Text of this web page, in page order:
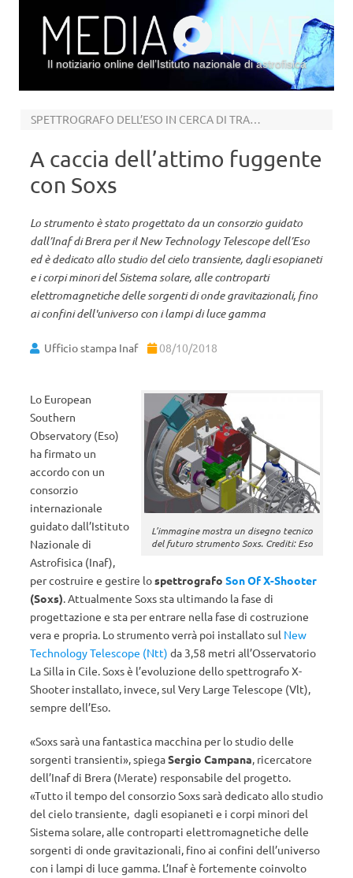
Il notiziario online dell’Istituto nazionale di astrofisica
SPETTROGRAFO DELL’ESO IN CERCA DI TRANSIENTI
A caccia dell’attimo fuggente
con Soxs
Lo strumento è stato progettato da un consorzio guidato
dall’Inaf di Brera per il New Technology Telescope dell’Eso
ed è dedicato allo studio del cielo transiente, dagli esopianeti
e i corpi minori del Sistema solare, alle controparti
elettromagnetiche delle sorgenti di onde gravitazionali, fino
ai confini dell'universo con i lampi di luce gamma
Ufficio stampa Inaf 08/10/2018
L’immagine mostra un disegno tecnico
del futuro strumento Soxs. Crediti: Eso
Lo European
Southern
Observatory (Eso)
ha firmato un
accordo con un
consorzio
internazionale
guidato dall’Istituto
Nazionale di
Astrofisica (Inaf),
per costruire e gestire lospettrografo Son Of X-Shooter
(Soxs). Attualmente Soxs sta ultimando la fase di
progettazione e sta per entrare nella fase di costruzione
vera e propria. Lo strumento verrà poi installato sul New
Technology Telescope (Ntt) da 3,58 metri all’Osservatorio
La Silla in Cile. Soxs è l’evoluzione dello spettrografo X-
Shooter installato, invece, sul Very Large Telescope (Vlt),
sempre dell’Eso.
«Soxs sarà una fantastica macchina per lo studio delle
sorgenti transienti», spiegaSergio Campana, ricercatore
dell’Inaf di Brera (Merate) responsabile del progetto.
«Tutto il tempo del consorzio Soxs sarà dedicato allo studio
del cielo transiente, dagli esopianeti e i corpi minori del
Sistema solare, alle controparti elettromagnetiche delle
sorgenti di onde gravitazionali, fino ai confini dell’universo
con i lampi di luce gamma. L’Inaf è fortemente coinvolto